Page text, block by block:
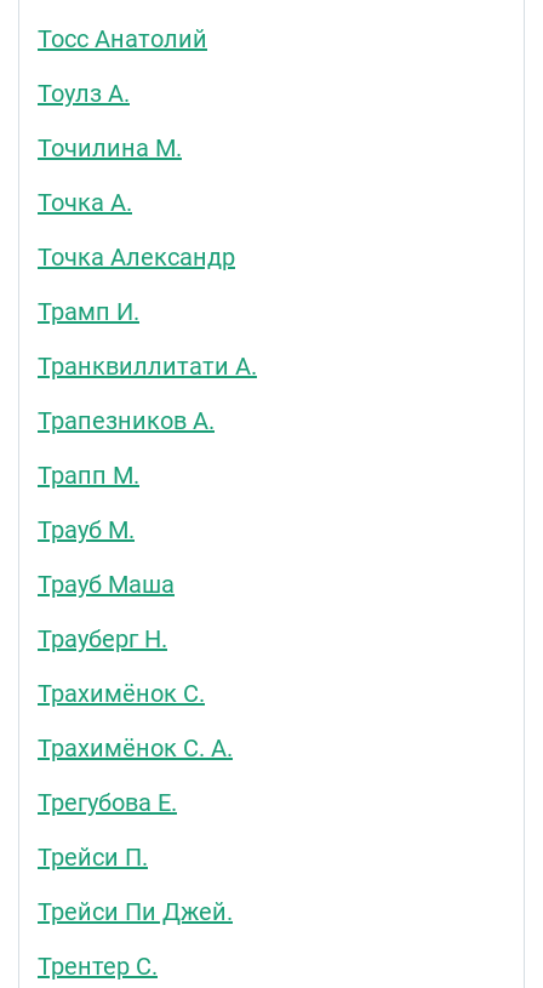
Тосс Анатолий
Тоулз А.
Точилина М.
Точка А.
Точка Александр
Трамп И.
Транквиллитати А.
Трапезников А.
Трапп М.
Трауб М.
Трауб Маша
Трауберг Н.
Трахимёнок С.
Трахимёнок С. А.
Трегубова Е.
Трейси П.
Трейси Пи Джей.
Трентер С.